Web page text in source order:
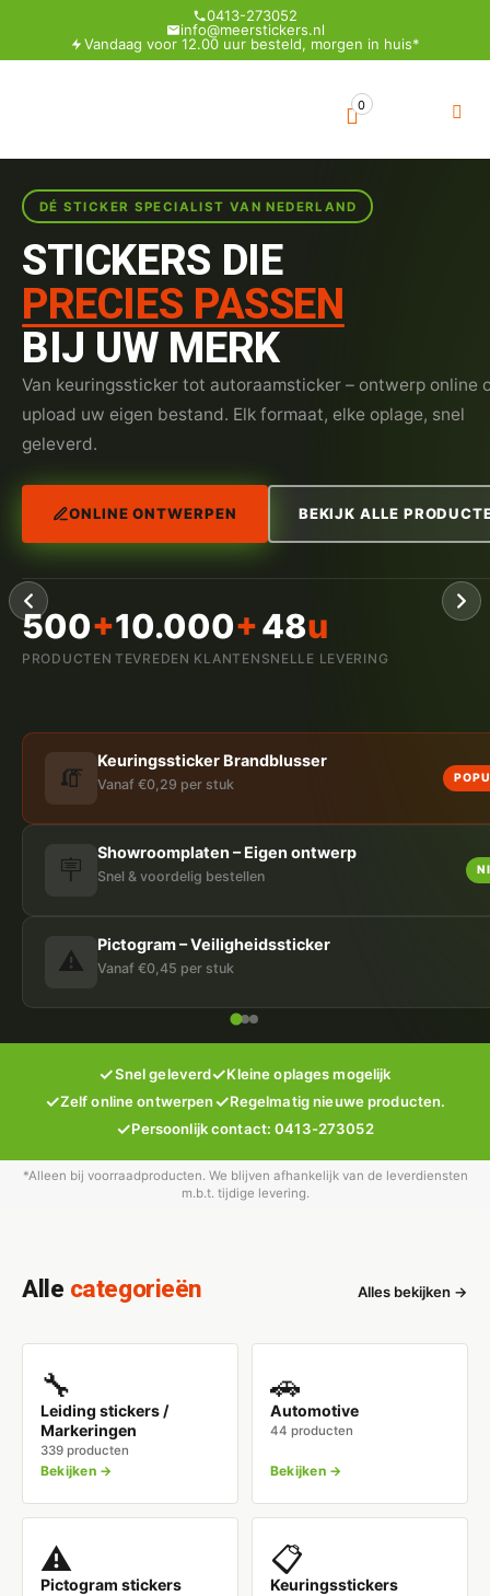
0413-273052
info@meerstickers.nl
Vandaag voor 12.00 uur besteld, morgen in huis*
0
DÉ STICKER SPECIALIST VAN NEDERLAND
STICKERS DIE
PRECIES PASSEN
BIJ UW MERK
Van keuringssticker tot autoraamsticker – ontwerp online
upload uw eigen bestand. Elk formaat, elke oplage, snel
geleverd.
ONLINE ONTWERPEN BEKIJK ALLE
500+
PRODUCTEN
10.000+
TEVREDEN KLANTEN
48u
SNELLE LEVERING
🧯
Keuringssticker Brandblusser
Vanaf €0,29 per stuk
🪧
Showroomplaten – Eigen ontwerp
Snel & voordelig bestellen
⚠️
Pictogram – Veiligheidssticker
Vanaf €0,45 per stuk
✓Snel geleverd✓Kleine oplages mogelijk
✓Zelf online ontwerpen✓Regelmatig nieuwe producten.
✓Persoonlijk contact: 0413-273052
*Alleen bij voorraadproducten. We blijven afhankelijk van de leverdiensten
m.b.t. tijdige levering.
Alle categorieën Alles bekijken →
🔧
Leiding stickers /
Markeringen
339 producten
Bekijken →
🚗
Automotive
44 producten
Bekijken →
⚠️
Pictogram stickers
📋
Keuringsstickers